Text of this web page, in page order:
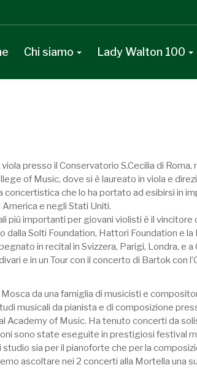
Chi siamo Lady Walton 100
presso il Conservatorio S.Cecilia di Roma,
of Music, dove si è laureato in viola e
concertistica che lo ha portato ad esibirsi in
e negli Stati Uniti.
più importanti per giovani violisti è il vincitore
Solti Foundation, Hattori Foundation e la
in recital in Svizzera, Parigi, Londra, e a
e in un Tour con il concerto di Bartok con
da una famiglia di musicisti e
musicali da pianista e di composizione
Academy of Music. Ha tenuto concerti da
sono state eseguite in prestigiosi festival
sia per il pianoforte che per la
ascoltare nei 2 concerti alla Mortella una